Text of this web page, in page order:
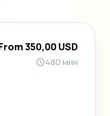
350,00 USD
480 мин